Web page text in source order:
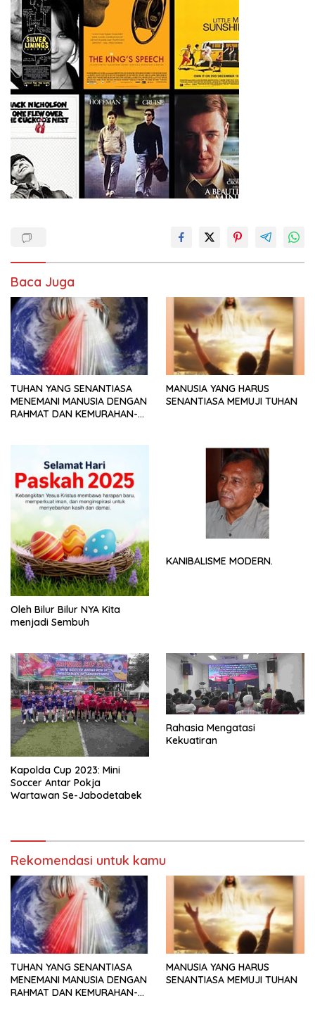
Baca Juga
TUHAN YANG SENANTIASA
MENEMANI MANUSIA DENGAN
RAHMAT DAN KEMURAHAN-
MANUSIA YANG HARUS
SENANTIASA MEMUJI TUHAN
Oleh Bilur Bilur NYA Kita
menjadi Sembuh
KANIBALISME MODERN.
Kapolda Cup 2023: Mini
Soccer Antar Pokja
Wartawan Se-Jabodetabek
Rahasia Mengatasi
Kekuatiran
Rekomendasi untuk kamu
TUHAN YANG SENANTIASA
MENEMANI MANUSIA DENGAN
RAHMAT DAN KEMURAHAN-
MANUSIA YANG HARUS
SENANTIASA MEMUJI TUHAN